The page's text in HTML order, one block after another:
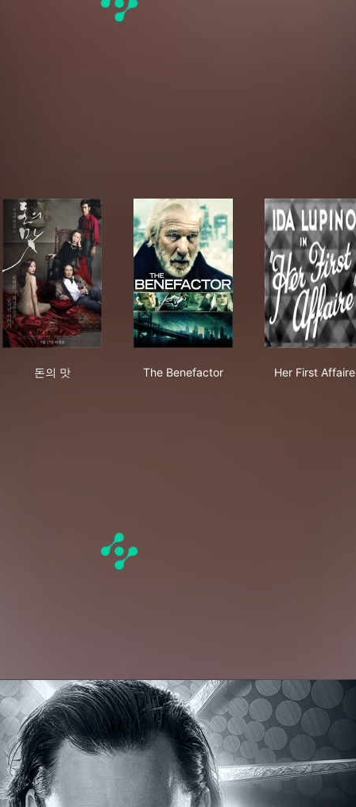
돈의 맛
The Benefactor
Her First Affaire